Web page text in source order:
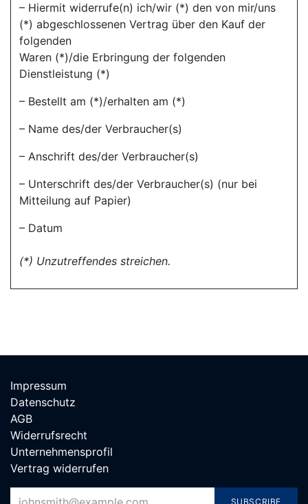
– Hiermit widerrufe(n) ich/wir (*) den von mir/uns
(*) abgeschlossenen Vertrag über den Kauf der
folgenden
Waren (*)/die Erbringung der folgenden
Dienstleistung (*)
– Bestellt am (*)/erhalten am (*)
– Name des/der Verbraucher(s)
– Anschrift des/der Verbraucher(s)
– Unterschrift des/der Verbraucher(s) (nur bei
Mitteilung auf Papier)
– Datum
(*) Unzutreffendes streichen.
Impressum
Datenschutz
AGB
Widerrufsrecht
Unternehmensprofil
Vertrag widerrufen
SUBSCRIBE